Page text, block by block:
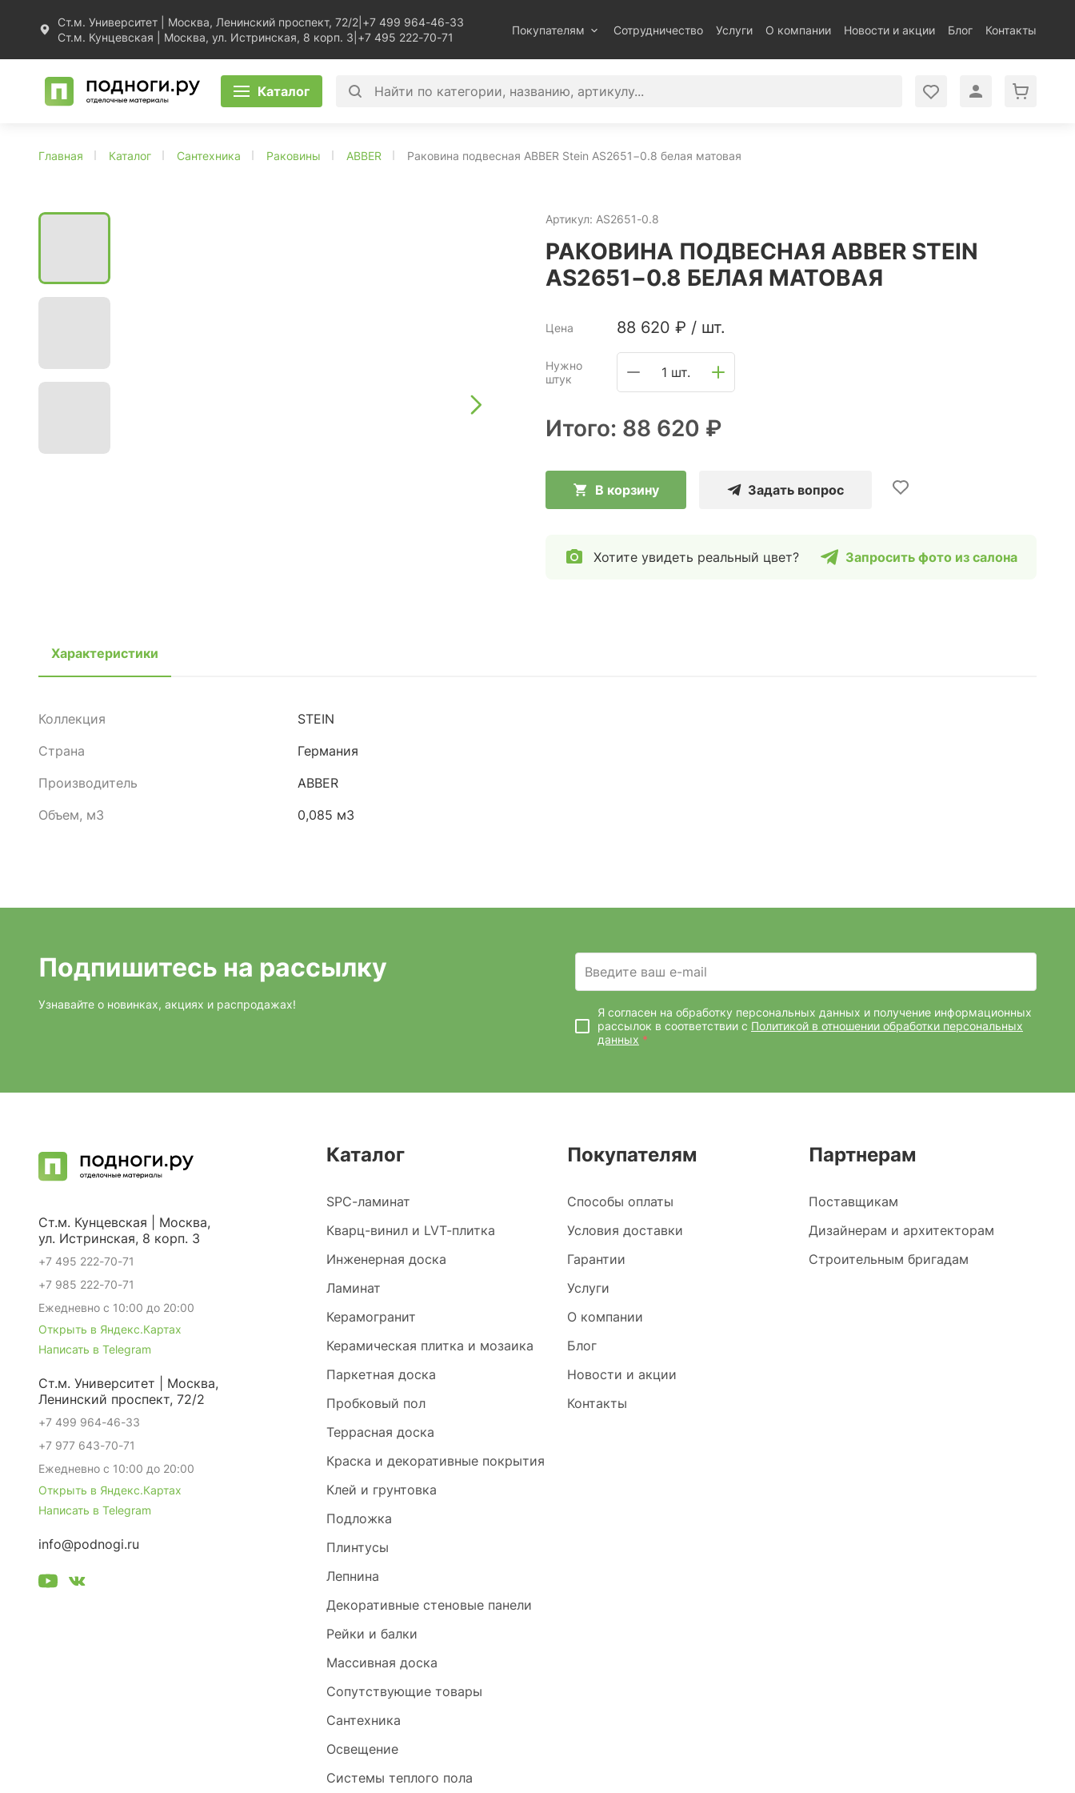
Ст.м. Университет | Москва, Ленинский проспект, 72/2 +7 499 964-46-33
Ст.м. Кунцевская | Москва, ул. Истринская, 8 корп. 3 +7 495 222-70-71
Покупателям Сотрудничество Услуги О компании Новости и акции Блог Контакты
Каталог
Главная Каталог Сантехника Раковины ABBER Раковина подвесная ABBER Stein AS2651−0.8 белая матовая
Артикул: AS2651-0.8
РАКОВИНА ПОДВЕСНАЯ ABBER STEIN
AS2651−0.8 БЕЛАЯ МАТОВАЯ
Цена 88 620 ₽ / шт.
Нужно
штук
1 шт.
Итого: 88 620 ₽
В корзину Задать вопрос
Хотите увидеть реальный цвет? Запросить фото из салона
Характеристики
Коллекция
STEIN
Страна
Германия
Производитель
ABBER
Объем, м3
0,085 м3
Подпишитесь на рассылку
Узнавайте о новинках, акциях и распродажах!
Введите ваш e-mail
Я согласен на обработку персональных данных и получение информационных
рассылок в соответствии с Политикой в отношении обработки персональных
данных *
Каталог
SPC-ламинат
Кварц-винил и LVT-плитка
Инженерная доска
Ламинат
Керамогранит
Керамическая плитка и мозаика
Паркетная доска
Пробковый пол
Террасная доска
Краска и декоративные покрытия
Клей и грунтовка
Подложка
Плинтусы
Лепнина
Декоративные стеновые панели
Рейки и балки
Массивная доска
Сопутствующие товары
Сантехника
Освещение
Системы теплого пола
Покупателям
Способы оплаты
Условия доставки
Гарантии
Услуги
О компании
Блог
Новости и акции
Контакты
Партнерам
Поставщикам
Дизайнерам и архитекторам
Строительным бригадам
Ст.м. Кунцевская | Москва,
ул. Истринская, 8 корп. 3
+7 495 222-70-71
+7 985 222-70-71
Ежедневно с 10:00 до 20:00
Открыть в Яндекс.Картах
Написать в Telegram
Ст.м. Университет | Москва,
Ленинский проспект, 72/2
+7 499 964-46-33
+7 977 643-70-71
Ежедневно с 10:00 до 20:00
Открыть в Яндекс.Картах
Написать в Telegram
info@podnogi.ru